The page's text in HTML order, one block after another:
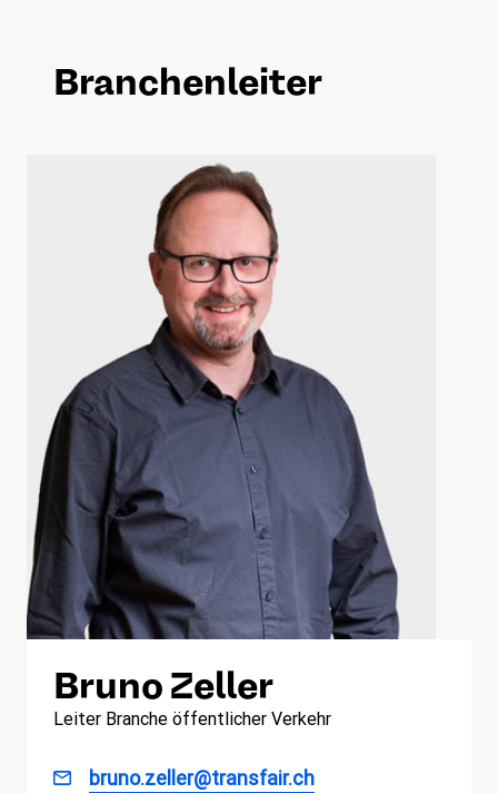
Branchenleiter
Bruno Zeller
Leiter Branche öffentlicher Verkehr
bruno.zeller@transfair.ch